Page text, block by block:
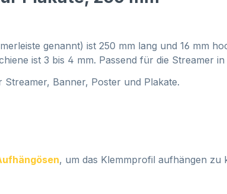
genannt) ist 250 mm lang und 16 mm
ist 3 bis 4 mm. Passend für die Streamer
Banner, Poster und Plakate.
, um das Klemmprofil aufhängen zu